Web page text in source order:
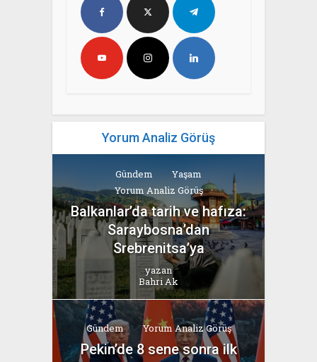
Yorum Analiz Görüş
Gündem
Yaşam
Yorum Analiz Görüş
Balkanlar’da tarih ve hafıza:
Saraybosna’dan
Srebrenitsa’ya
yazan
Bahri Ak
Gündem Yorum Analiz Görüş
Pekin’de 8 sene sonra ilk